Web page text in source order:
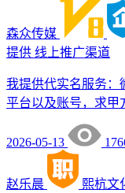
森众传媒
提供 线上推广渠道
我提供代实名服务：
平台以及账号，求甲
2026-05-13
赵乐晨 熙杭文